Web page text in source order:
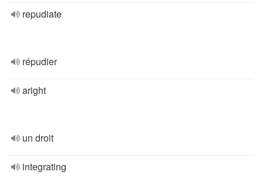
repudiate
répudier
aright
un droit
integrating